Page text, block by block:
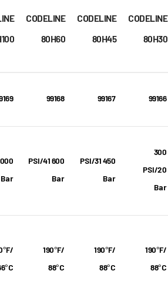
CODELINE
80H30
CODELINE
80H45
CODELINE
80H60
99166
99167
99168
300
PSI/20
Bar
450 PSI/31
Bar
600 PSI/41
Bar
190°F/
88°C
190°F/
88°C
190°F/
88°C